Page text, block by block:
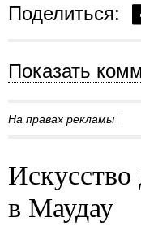
Поделиться:
Показать
На правах рекламы
Искусство
в Маудау